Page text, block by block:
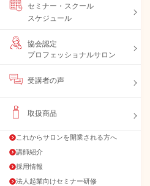
セミナー・スクール
スケジュール
協会認定
プロフェッショナルサロン
受講者の声
取扱商品
これからサロンを開業される方へ
講師紹介
採用情報
法人起業向けセミナー研修